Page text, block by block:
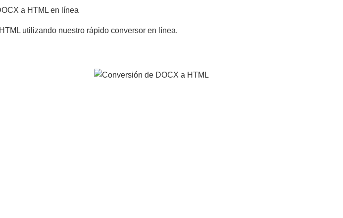
a HTML en línea
utilizando nuestro rápido conversor en línea.